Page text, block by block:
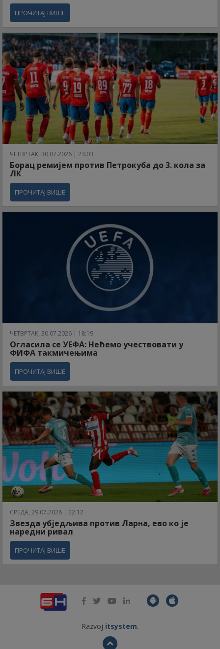
ПРОЧИТАЈ ВИШЕ
ЧЕТВРТАК, 30.07.2026 | 23:03
Борац ремијем против Петрокуба до 3. кола за
ЛК
ПРОЧИТАЈ ВИШЕ
ЧЕТВРТАК, 30.07.2026 | 18:19
Огласила се УЕФА: Нећемо учествовати у
ФИФА такмичењима
ПРОЧИТАЈ ВИШЕ
СРЕДА, 29.07.2026 | 22:12
Звезда убједљива против Ларна, ево ко је
наредни ривал
ПРОЧИТАЈ ВИШЕ
Razvoj itsystem.